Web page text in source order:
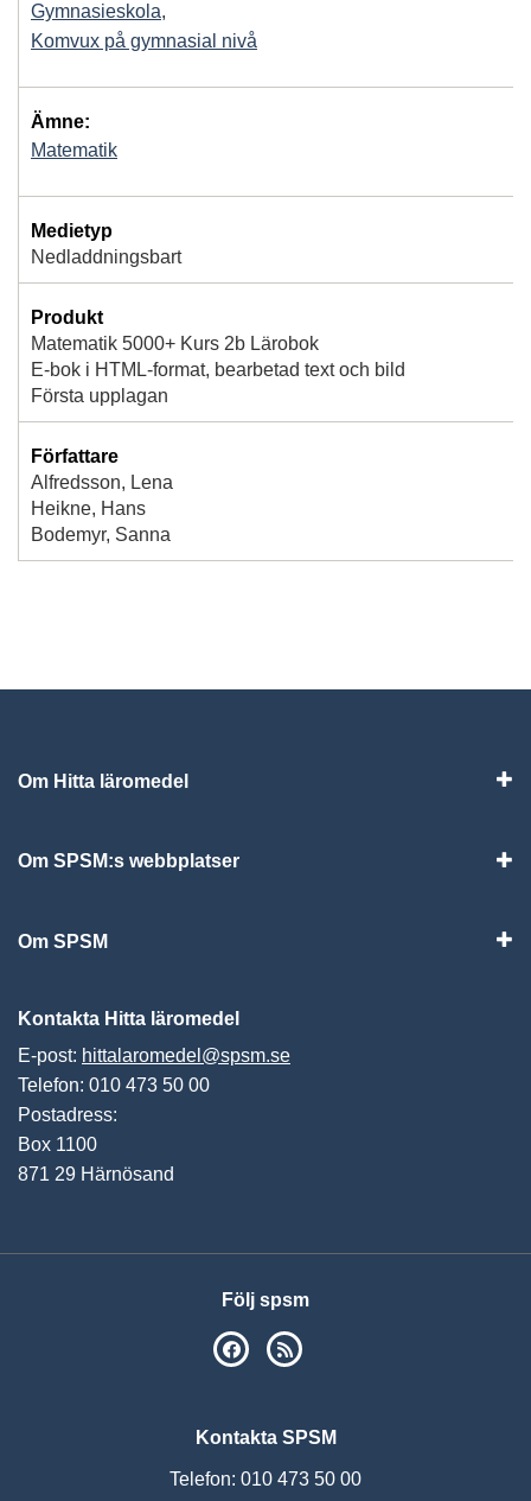
Gymnasieskola,
Komvux på gymnasial nivå
Ämne:
Matematik
Medietyp
Nedladdningsbart
Produkt
Matematik 5000+ Kurs 2b Lärobok
E-bok i HTML-format, bearbetad text och bild
Första upplagan
Författare
Alfredsson, Lena
Heikne, Hans
Bodemyr, Sanna
Om Hitta läromedel
Om SPSM:s webbplatser
Om SPSM
Kontakta Hitta läromedel
E-post: hittalaromedel@spsm.se
Telefon: 010 473 50 00
Postadress:
Box 1100
871 29 Härnösand
Följ spsm
SPSM på Facebook
Kontakta SPSM
Telefon: 010 473 50 00